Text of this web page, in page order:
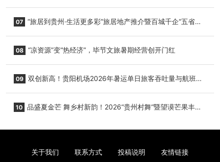
07 “旅居到贵州·生活更多彩”旅居地产推介暨百城千企“五省
08 “凉资源”变“热经济”，毕节文旅暑期经营创开门红
09 双创新高！贵阳机场2026年暑运单日旅客吞吐量与航班起
10 品盛夏金芒 舞乡村新韵！2026“贵州村舞”暨望谟芒果丰收
关于我们 联系方式 投稿说明 友情链接